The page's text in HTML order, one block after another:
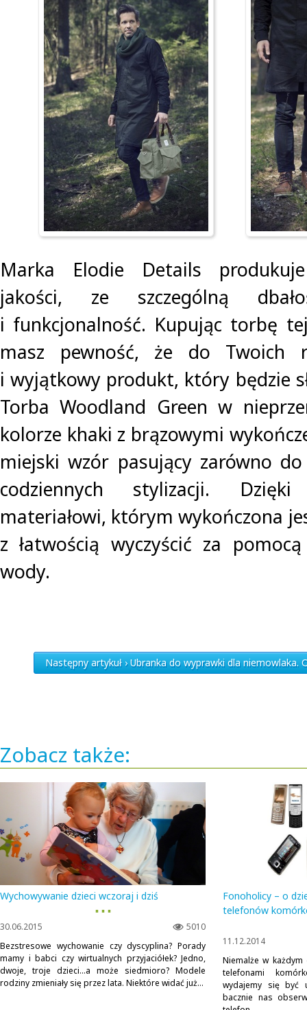
Marka Elodie Details
jakości, ze szczególną
i funkcjonalność. Kupując torbę
masz pewność, że do Twoich
i wyjątkowy produkt, który będzie
Torba Woodland Green w
kolorze khaki z brązowymi
miejski wzór pasujący zarówno
codziennych stylizacji. Dzięki
materiałowi, którym wykończona
z łatwością wyczyścić za
wody.
Następny artykuł › Ubranka do wyprawki dla niemowlaka.
Zobacz także:
Wychowywanie dzieci wczoraj i dziś
▪ ▪ ▪
5010
30.06.2015
Bezstresowe wychowanie czy dyscyplina? Porady
mamy i babci czy wirtualnych przyjaciółek? Jedno,
dwoje, troje dzieci...a może siedmioro? Modele
rodziny zmieniały się przez lata. Niektóre widać już...
Fonoholicy – o
telefonów
11.12.2014
Niemalże w
telefonami
wydajemy się być
bacznie nas